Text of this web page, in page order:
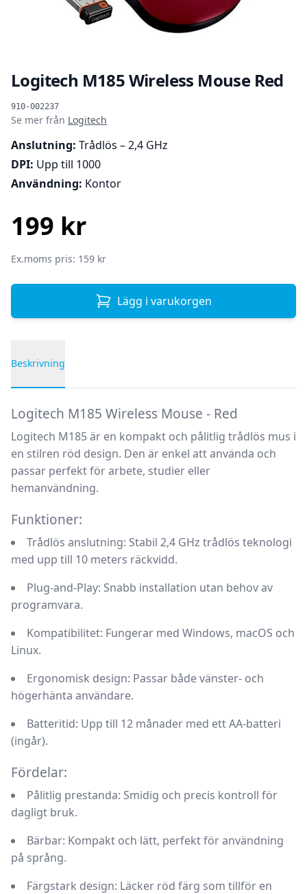
Logitech M185 Wireless Mouse Red
910-002237
Produktinformation
Se mer från Logitech
Anslutning: Trådlös – 2,4 GHz
DPI: Upp till 1000
Användning: Kontor
199 kr
Ex.moms pris: 159 kr
Lägg i varukorgen
Beskrivning
Logitech M185 Wireless Mouse - Red
Logitech M185 är en kompakt och pålitlig trådlös mus i
en stilren röd design. Den är enkel att använda och
passar perfekt för arbete, studier eller
hemanvändning.
Funktioner:
Trådlös anslutning: Stabil 2,4 GHz trådlös teknologi
med upp till 10 meters räckvidd.
Plug-and-Play: Snabb installation utan behov av
programvara.
Kompatibilitet: Fungerar med Windows, macOS och
Linux.
Ergonomisk design: Passar både vänster- och
högerhänta användare.
Batteritid: Upp till 12 månader med ett AA-batteri
(ingår).
Fördelar:
Pålitlig prestanda: Smidig och precis kontroll för
dagligt bruk.
Bärbar: Kompakt och lätt, perfekt för användning
på språng.
Färgstark design: Läcker röd färg som tillför en